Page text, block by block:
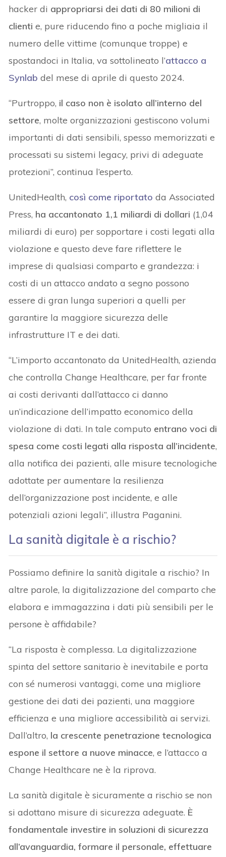
hacker di appropriarsi dei dati di 80 milioni di
clienti e, pure riducendo fino a poche migliaia il
numero delle vittime (comunque troppe) e
spostandoci in Italia, va sottolineato l’attacco a
Synlab del mese di aprile di questo 2024.
“Purtroppo, il caso non è isolato all’interno del
settore, molte organizzazioni gestiscono volumi
importanti di dati sensibili, spesso memorizzati e
processati su sistemi legacy, privi di adeguate
protezioni”, continua l’esperto.
UnitedHealth, così come riportato da Associated
Press, ha accantonato 1,1 miliardi di dollari (1,04
miliardi di euro) per sopportare i costi legati alla
violazione e questo deve fare riflettere le
imprese di qualsiasi comparto e grandezza: i
costi di un attacco andato a segno possono
essere di gran lunga superiori a quelli per
garantire la maggiore sicurezza delle
infrastrutture IT e dei dati.
“L’importo accantonato da UnitedHealth, azienda
che controlla Change Healthcare, per far fronte
ai costi derivanti dall’attacco ci danno
un’indicazione dell’impatto economico della
violazione di dati. In tale computo entrano voci di
spesa come costi legati alla risposta all’incidente,
alla notifica dei pazienti, alle misure tecnologiche
adottate per aumentare la resilienza
dell’organizzazione post incidente, e alle
potenziali azioni legali”, illustra Paganini.
La sanità digitale è a rischio?
Possiamo definire la sanità digitale a rischio? In
altre parole, la digitalizzazione del comparto che
elabora e immagazzina i dati più sensibili per le
persone è affidabile?
“La risposta è complessa. La digitalizzazione
spinta del settore sanitario è inevitabile e porta
con sé numerosi vantaggi, come una migliore
gestione dei dati dei pazienti, una maggiore
efficienza e una migliore accessibilità ai servizi.
Dall’altro, la crescente penetrazione tecnologica
espone il settore a nuove minacce, e l’attacco a
Change Healthcare ne è la riprova.
La sanità digitale è sicuramente a rischio se non
si adottano misure di sicurezza adeguate. È
fondamentale investire in soluzioni di sicurezza
all’avanguardia, formare il personale, effettuare